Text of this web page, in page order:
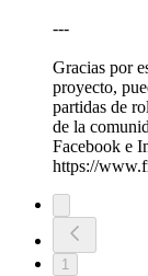
---
Gracias por
proyecto,
partidas de
de la
Facebook e
https://
1